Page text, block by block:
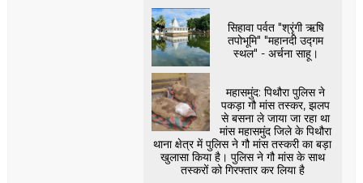
सिहावा पर्वत "श्रृंगी ऋषि
तपोभूमि" "महानदी उद्गम
स्थल" - अर्चना साहू।
महासमुंद: पिथौरा पुलिस ने
पकड़ा गौ मांस तस्कर, झलप
से बसना ले जाया जा रहा था
मांस महासमुंद जिले के पिथौरा
थाना क्षेत्र में पुलिस ने गौ मांस तस्करी का बड़ा
खुलासा किया है। पुलिस ने गौ मांस के साथ
तस्करों को गिरफ्तार कर लिया है